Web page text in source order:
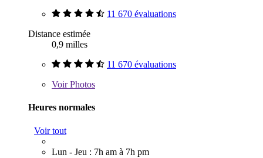
11 670 évaluations
Distance estimée
0,9 milles
11 670 évaluations
VoirPhotos
Heures normales
Voir tout
Lun - Jeu : 7h am à 7h pm